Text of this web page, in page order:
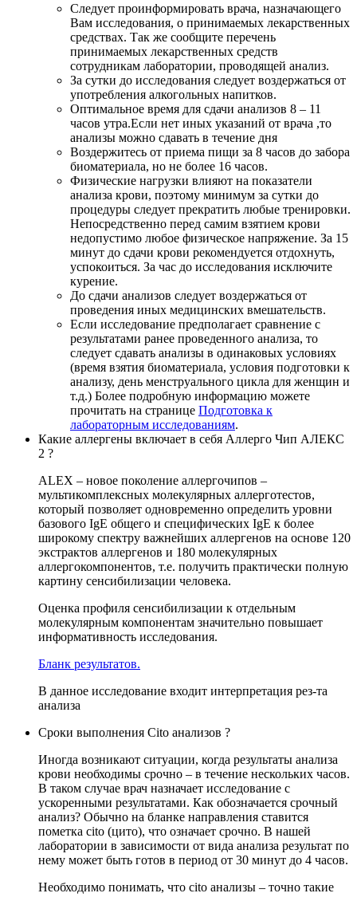
Следует проинформировать врача, назначающего
Вам исследования, о принимаемых лекарственных
средствах. Так же сообщите перечень
принимаемых лекарственных средств
сотрудникам лаборатории, проводящей анализ.
За сутки до исследования следует воздержаться от
употребления алкогольных напитков.
Оптимальное время для сдачи анализов 8 – 11
часов утра.Если нет иных указаний от врача ,то
анализы можно сдавать в течение дня
Воздержитесь от приема пищи за 8 часов до забора
биоматериала, но не более 16 часов.
Физические нагрузки влияют на показатели
анализа крови, поэтому минимум за сутки до
процедуры следует прекратить любые тренировки.
Непосредственно перед самим взятием крови
недопустимо любое физическое напряжение. За 15
минут до сдачи крови рекомендуется отдохнуть,
успокоиться. За час до исследования исключите
курение.
До сдачи анализов следует воздержаться от
проведения иных медицинских вмешательств.
Если исследование предполагает сравнение с
результатами ранее проведенного анализа, то
следует сдавать анализы в одинаковых условиях
(время взятия биоматериала, условия подготовки к
анализу, день менструального цикла для женщин и
т.д.) Более подробную информацию можете
прочитать на странице Подготовка к
лабораторным исследованиям.
Какие аллергены включает в себя Аллерго Чип АЛЕКС
2 ?
ALEX – новое поколение аллергочипов –
мультикомплексных молекулярных аллерготестов,
который позволяет одновременно определить уровни
базового IgE общего и специфических IgE к более
широкому спектру важнейших аллергенов на основе 120
экстрактов аллергенов и 180 молекулярных
аллергокомпонентов, т.е. получить практически полную
картину сенсибилизации человека.
Оценка профиля сенсибилизации к отдельным
молекулярным компонентам значительно повышает
информативность исследования.
Бланк результатов.
В данное исследование входит интерпретация рез-та
анализа
Сроки выполнения Cito анализов ?
Иногда возникают ситуации, когда результаты анализа
крови необходимы срочно – в течение нескольких часов.
В таком случае врач назначает исследование с
ускоренными результатами. Как обозначается срочный
анализ? Обычно на бланке направления ставится
пометка cito (цито), что означает срочно. В нашей
лаборатории в зависимости от вида анализа результат по
нему может быть готов в период от 30 минут до 4 часов.
Необходимо понимать, что cito анализы – точно такие